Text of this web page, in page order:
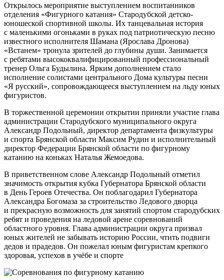
Открылось мероприятие выступлением воспитанников
отделения «Фигурного катания» Стародубской детско-
юношеской спортивной школы. Их танцевальная история
с маленькими огоньками в руках под патриотическую песню
известного исполнителя Шамана (Ярослава Дронова)
«Встанем» тронула зрителей до глубины души. Занимается
с ребятами высококвалифицированный профессиональный
тренер Ольга Будылина. Ярким дополнением стало
исполнение солистами центрального Дома культуры песни
«Я русский», сопровождающееся выступлением на льду юных
фигуристов.
В торжественной церемонии открытии приняли участие глава
администрации Стародубского муниципального округа
Александр Подольный, директор департамента физкультуры
и спорта Брянской области Максим Рудин и исполнительный
директор Федерации Брянской области по фигурному
катанию на коньках Наталья Жемоедова.
В приветственном слове Александр Подольный отметил
значимость открытия кубка Губернатора Брянской области
в День Героев Отечества. Он поблагодарил Губернатора
Александра Богомаза за строительство Ледового дворца
и прекрасную возможность для занятий спортом стародубских
ребят и проведения на ледовой арене соревнований
областного уровня. Глава администрации округа призвал
юных жителей не забывать историю России, чтить подвиги
дедов и прадедов. Он пожелал юным фигуристам крепкого
здоровья, успехов в учёбе и спорте